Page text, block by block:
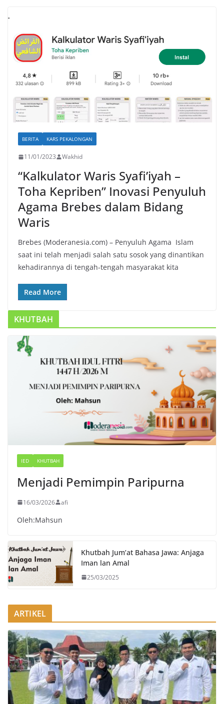
BERITA KARS PEKALONGAN
11/01/2023 Wakhid
“Kalkulator Waris Syafi’iyah –
Toha Kepriben” Inovasi Penyuluh
Agama Brebes dalam Bidang
Waris
Brebes (Moderanesia.com) – Penyuluh Agama Islam
saat ini telah menjadi salah satu sosok yang dinantikan
kehadirannya di tengah-tengah masyarakat kita
Read More
KHUTBAH
IED KHUTBAH
Menjadi Pemimpin Paripurna
16/03/2026 afi
Oleh:Mahsun
Khutbah Jum’at Bahasa Jawa: Anjaga
Iman lan Amal
25/03/2025
ARTIKEL